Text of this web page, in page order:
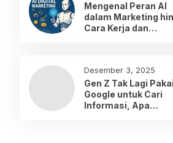
Mengenal Peran AI
dalam Marketing
Cara Kerja dan
Desember 3, 2025
Gen Z Tak Lagi Pakai
Google untuk Cari
Informasi, Apa